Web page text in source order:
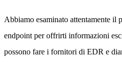
Abbiamo esaminato attentamente il
endpoint per offrirti informazioni
possono fare i fornitori di EDR e